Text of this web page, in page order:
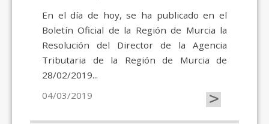
En el día de hoy, se ha publicado en el
Boletín Oficial de la Región de Murcia la
Resolución del Director de la Agencia
Tributaria de la Región de Murcia de
28/02/2019...
04/03/2019
>